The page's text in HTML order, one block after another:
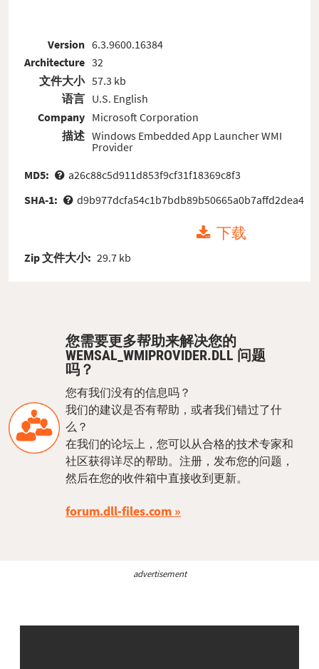
Version
Architecture
文件大小
语言
Company
描述
6.3.9600.16384
32
57.3 kb
U.S. English
Microsoft Corporation
Windows Embedded App Launcher WMI
Provider
MD5:
a26c88c5d911d853f9cf31f18369c8f3
SHA-1:
d9b977dcfa54c1b7bdb89b50665a0b7affd2dea4
下载
Zip 文件大小: 29.7 kb
您需要更多帮助来解决您的
WEMSAL_WMIPROVIDER.DLL 问题
吗？
您有我们没有的信息吗？
我们的建议是否有帮助，或者我们错过了什
么？
在我们的论坛上，您可以从合格的技术专家和
社区获得详尽的帮助。注册，发布您的问题，
然后在您的收件箱中直接收到更新。
forum.dll-files.com
advertisement